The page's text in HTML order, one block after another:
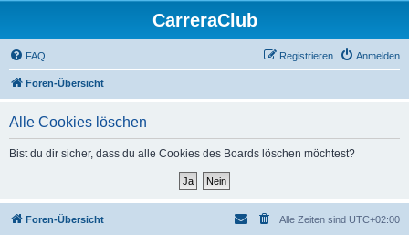
CarreraClub
FAQ Anmelden
Registrieren
Foren-Übersicht
Alle Cookies löschen
Bist du dir sicher, dass du alle Cookies des Boards löschen möchtest?
Foren-Übersicht Alle Zeiten sind UTC+02:00